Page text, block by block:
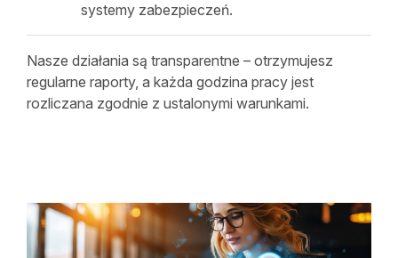
systemy zabezpieczeń.
Nasze działania są transparentne – otrzymujesz
regularne raporty, a każda godzina pracy jest
rozliczana zgodnie z ustalonymi warunkami.